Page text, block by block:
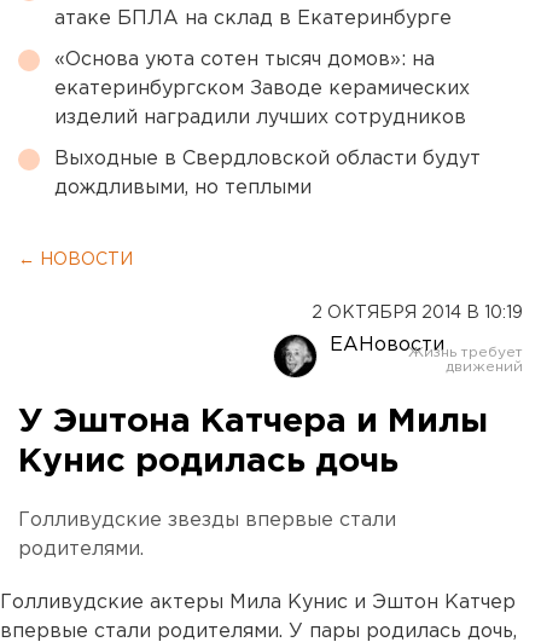
атаке БПЛА на склад в Екатеринбурге
«Основа уюта сотен тысяч домов»: на
екатеринбургском Заводе керамических
изделий наградили лучших сотрудников
Выходные в Свердловской области будут
дождливыми, но теплыми
← НОВОСТИ
2 ОКТЯБРЯ 2014 В 10:19
ЕАНовости
У Эштона Катчера и Милы
Кунис родилась дочь
Голливудские звезды впервые стали
родителями.
Голливудские актеры Мила Кунис и Эштон Катчер
впервые стали родителями. У пары родилась дочь,